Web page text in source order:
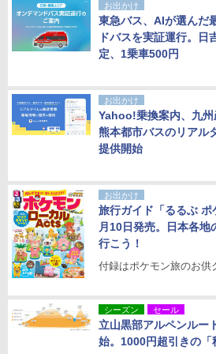
お出かけ
東急バス、AIが選んだ
ドバスを実証運行。日
定、1乗車500円
お出かけ
Yahoo!乗換案内、九州
熊本都市バスのリアル
提供開始
お出かけ
旅行ガイド「るるぶ
月10日発売。日本各地
行こう！
付録はポケモン旅のお供
シーズン セール
立山黒部アルペンルー
始。1000円超引きの「